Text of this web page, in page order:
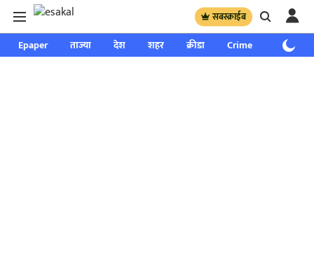
सबस्क्राईब
Epaper ताज्या देश शहर क्रीडा Crime साप्ताहिक